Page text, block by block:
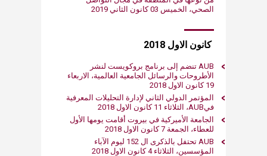
الصحي، الخميس 03 كانون الثاني 2019​
​ كانون الاول 2018
AUB تنضم إلى برنامج بروكويست لنشر
الأطروحات والرسائل الجامعية العالمية، الاربعاء
19 كانون الاول 2018​
المؤتمر الدولي الثاني لإدارة التحليلات المعرفية
فيAUB، الثلاثاء 11 كانون الاول 2018
الجامعة الأميركية في بيروت أقامت يومها الأول
للعطاء، الجمعة ​7​ كانون الاول​ 2018​​
AUB تحتفل بالذكرى ال 152 ليوم الآباء
المؤسسين، الثلاثاء 4 كانون الاول 2018